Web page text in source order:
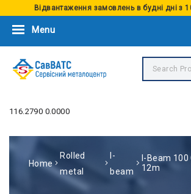
Відвантаження замовлень в будні дні з
Menu
116.2790 0.0000
Home
Rolled
metal
I-
beam
I-Beam
12m